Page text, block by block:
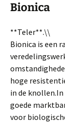
Bionica
**Teler**.\\
Bionica is een
hoge
in de
goede
voor